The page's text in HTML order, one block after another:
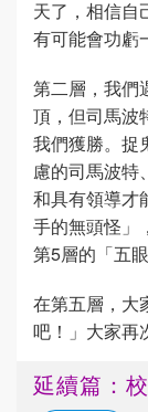
天了，相信自
有可能會功虧
第二層，我們
頂，但司馬波
我們獲勝。捉
慮的司馬波特
和具有領導才
手的無頭怪」
第5層的「五
在第五層，大
吧！」大家再
延續篇：